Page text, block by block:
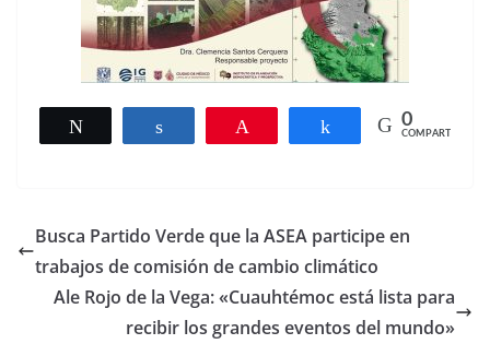
Compartir Compartir
0
COMPARTIR
Busca Partido Verde que la ASEA participe en
trabajos de comisión de cambio climático
Ale Rojo de la Vega: «Cuauhtémoc está lista para
recibir los grandes eventos del mundo»